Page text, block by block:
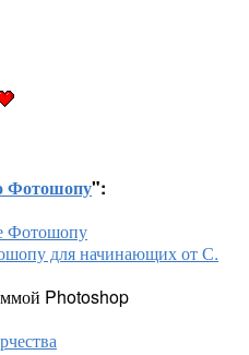
Фотошопу":
Фотошопу
для начинающих от С.
Photoshop